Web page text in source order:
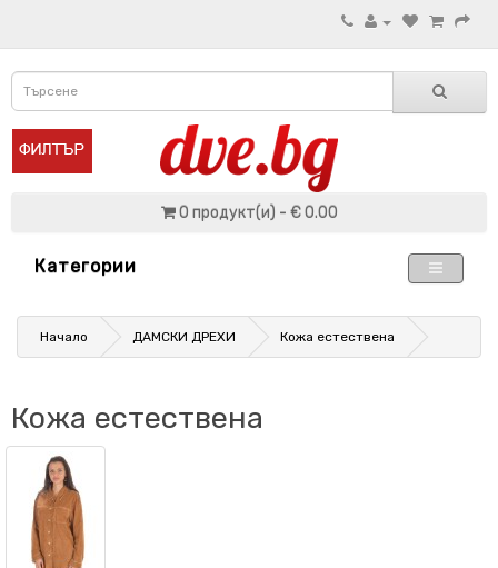
0 продукт(и) - € 0.00
Категории
Начало ДАМСКИ ДРЕХИ Кожа естествена
Кожа естествена